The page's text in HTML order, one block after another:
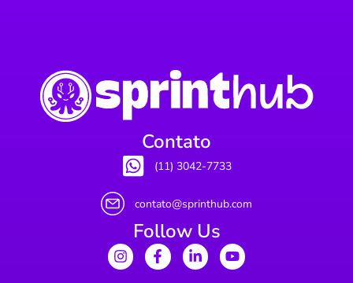
Contato
(11) 3042-7733
contato@sprinthub.com
Follow Us